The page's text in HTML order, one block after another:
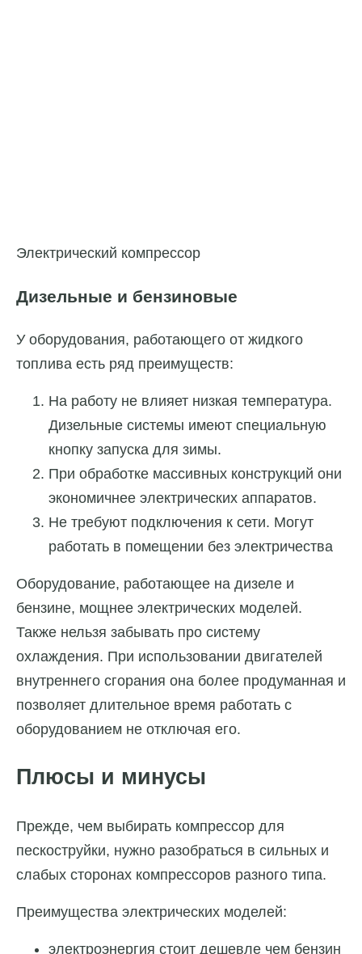
Электрический компрессор
Дизельные и бензиновые
У оборудования, работающего от жидкого
топлива есть ряд преимуществ:
На работу не влияет низкая температура.
Дизельные системы имеют специальную
кнопку запуска для зимы.
При обработке массивных конструкций они
экономичнее электрических аппаратов.
Не требуют подключения к сети. Могут
работать в помещении без электричества
Оборудование, работающее на дизеле и
бензине, мощнее электрических моделей.
Также нельзя забывать про систему
охлаждения. При использовании двигателей
внутреннего сгорания она более продуманная и
позволяет длительное время работать с
оборудованием не отключая его.
Плюсы и минусы
Прежде, чем выбирать компрессор для
пескоструйки, нужно разобраться в сильных и
слабых сторонах компрессоров разного типа.
Преимущества электрических моделей:
электроэнергия стоит дешевле чем бензин